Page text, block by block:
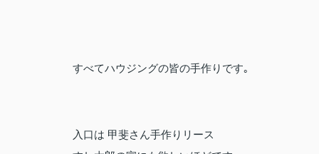
すべてハウジングの皆の手作りです｡
入口は 甲斐さん手作りリース